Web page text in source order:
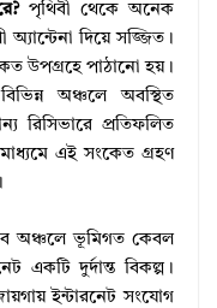
পৃথিবী থেকে অনেক
দিয়ে সজ্জিত।
উপগ্রহে পাঠানো হয়।
অঞ্চলে অবস্থিত
রিসিভারে প্রতিফলিত
এই সংকেত গ্রহণ
অঞ্চলে ভূমিগত কেবল
একটি দুর্দান্ত বিকল্প।
ইন্টারনেট সংযোগ